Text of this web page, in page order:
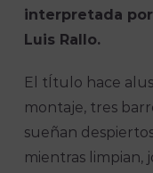
interpretada
Luis Rallo.
El tÍtulo hace
montaje, tres
sueñan
mientras limpian,